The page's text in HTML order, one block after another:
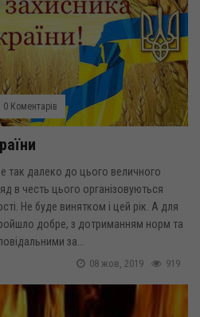
0 Коментарів
так далеко до цього величного
в честь цього організовуються
Не буде винятком і цей рік. А для
добре, з дотриманням норм та
за...
919
08 жов, 2019